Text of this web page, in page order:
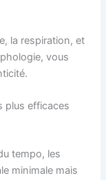
la respiration, et
vous
plus efficaces
tempo, les
minimale mais